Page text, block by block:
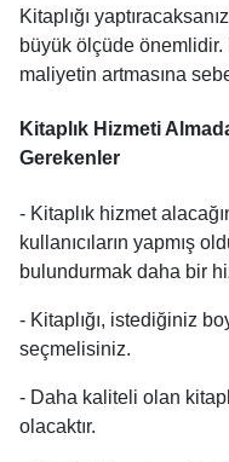
Kitaplığı
büyük ölçüde önemlidir.
maliyetin artmasına
Kitaplık Hizmeti
Gerekenler
- Kitaplık hizmet
kullanıcıların yapmış
bulundurmak daha bir
- Kitaplığı, istediğiniz
seçmelisiniz.
- Daha kaliteli olan
olacaktır.